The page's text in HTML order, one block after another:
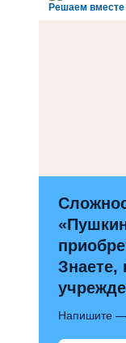
Решаем вместе
Знаете,
Напишите